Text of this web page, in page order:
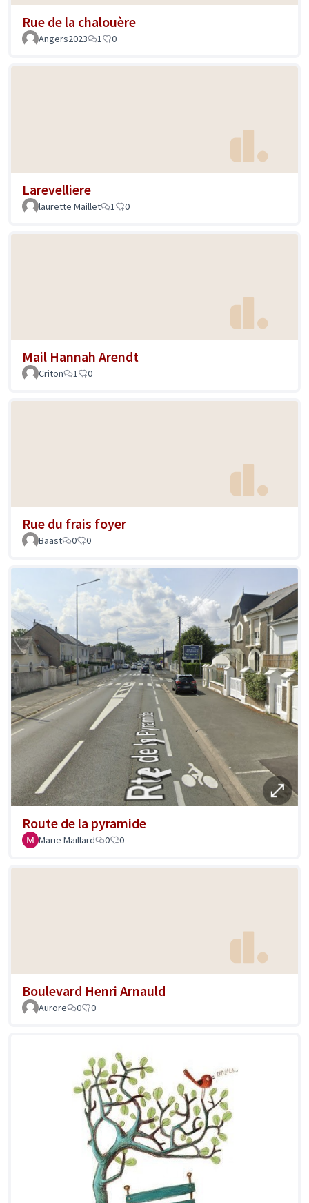
Rue de la chalouère
Angers2023 1 0
Larevelliere
laurette Maillet 1 0
Mail Hannah Arendt
Criton 1 0
Rue du frais foyer
Baast 0 0
Route de la pyramide
Marie Maillard 0 0
Boulevard Henri Arnauld
Aurore 0 0